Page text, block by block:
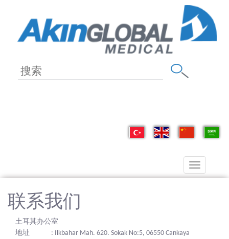
Toggle
navigation
联系我们
土耳其办公室
地址
: Ilkbahar Mah. 620. Sokak No:5, 06550 Cankaya